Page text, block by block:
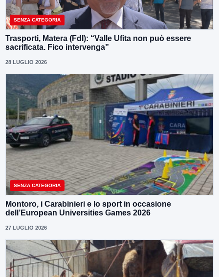
SENZA CATEGORIA
Trasporti, Matera (FdI): “Valle Ufita non può essere
sacrificata. Fico intervenga”
28 LUGLIO 2026
SENZA CATEGORIA
Montoro, i Carabinieri e lo sport in occasione
dell’European Universities Games 2026
27 LUGLIO 2026